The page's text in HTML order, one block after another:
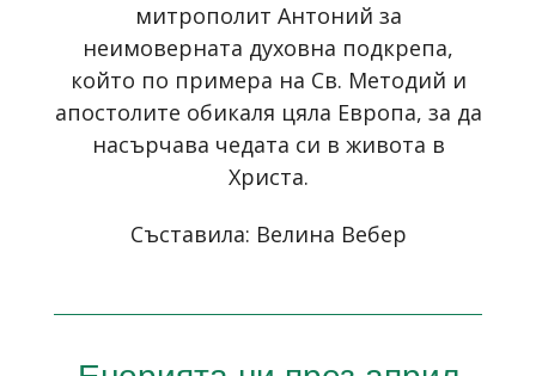
митрополит Антоний за
неимоверната духовна подкрепа,
който по примера на Св. Методий и
апостолите обикаля цяла Европа, за да
насърчава чедата си в живота в
Христа.
Съставила: Велина Вебер